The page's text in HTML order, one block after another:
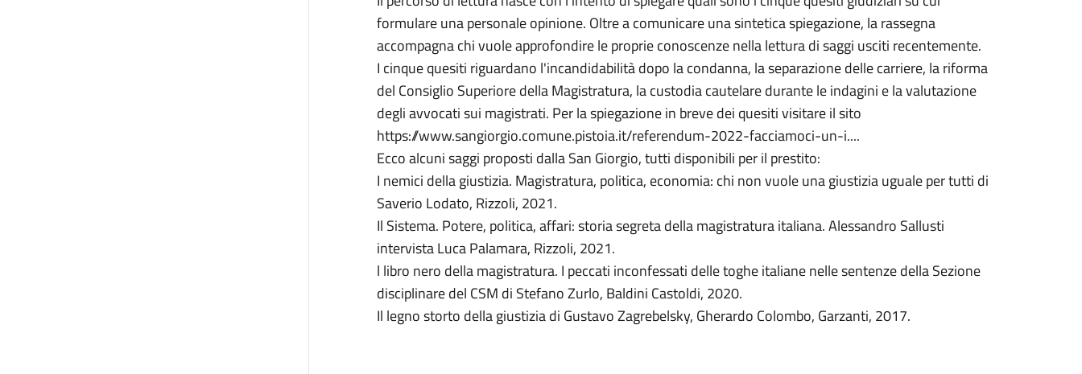
formulare una personale opinione. Oltre a comunicare una sintetica spiegazione, la rassegna
accompagna chi vuole approfondire le proprie conoscenze nella lettura di saggi usciti recentemente.
I cinque quesiti riguardano l'incandidabilità dopo la condanna, la separazione delle carriere, la riforma
del Consiglio Superiore della Magistratura, la custodia cautelare durante le indagini e la valutazione
degli avvocati sui magistrati. Per la spiegazione in breve dei quesiti visitare il sito
https://www.sangiorgio.comune.pistoia.it/referendum-2022-facciamoci-un-i....
Ecco alcuni saggi proposti dalla San Giorgio, tutti disponibili per il prestito:
I nemici della giustizia. Magistratura, politica, economia: chi non vuole una giustizia uguale per tutti di
Saverio Lodato, Rizzoli, 2021.
Il Sistema. Potere, politica, affari: storia segreta della magistratura italiana. Alessandro Sallusti
intervista Luca Palamara, Rizzoli, 2021.
l libro nero della magistratura. I peccati inconfessati delle toghe italiane nelle sentenze della Sezione
disciplinare del CSM di Stefano Zurlo, Baldini Castoldi, 2020.
Il legno storto della giustizia di Gustavo Zagrebelsky, Gherardo Colombo, Garzanti, 2017.